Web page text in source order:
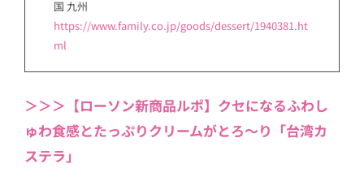
国 九州
https://www.family.co.jp/goods/dessert/1940381.ht
ml
＞＞＞【ローソン新商品ルポ】クセになるふわし
ゅわ食感とたっぷりクリームがとろ～り「台湾カ
ステラ」